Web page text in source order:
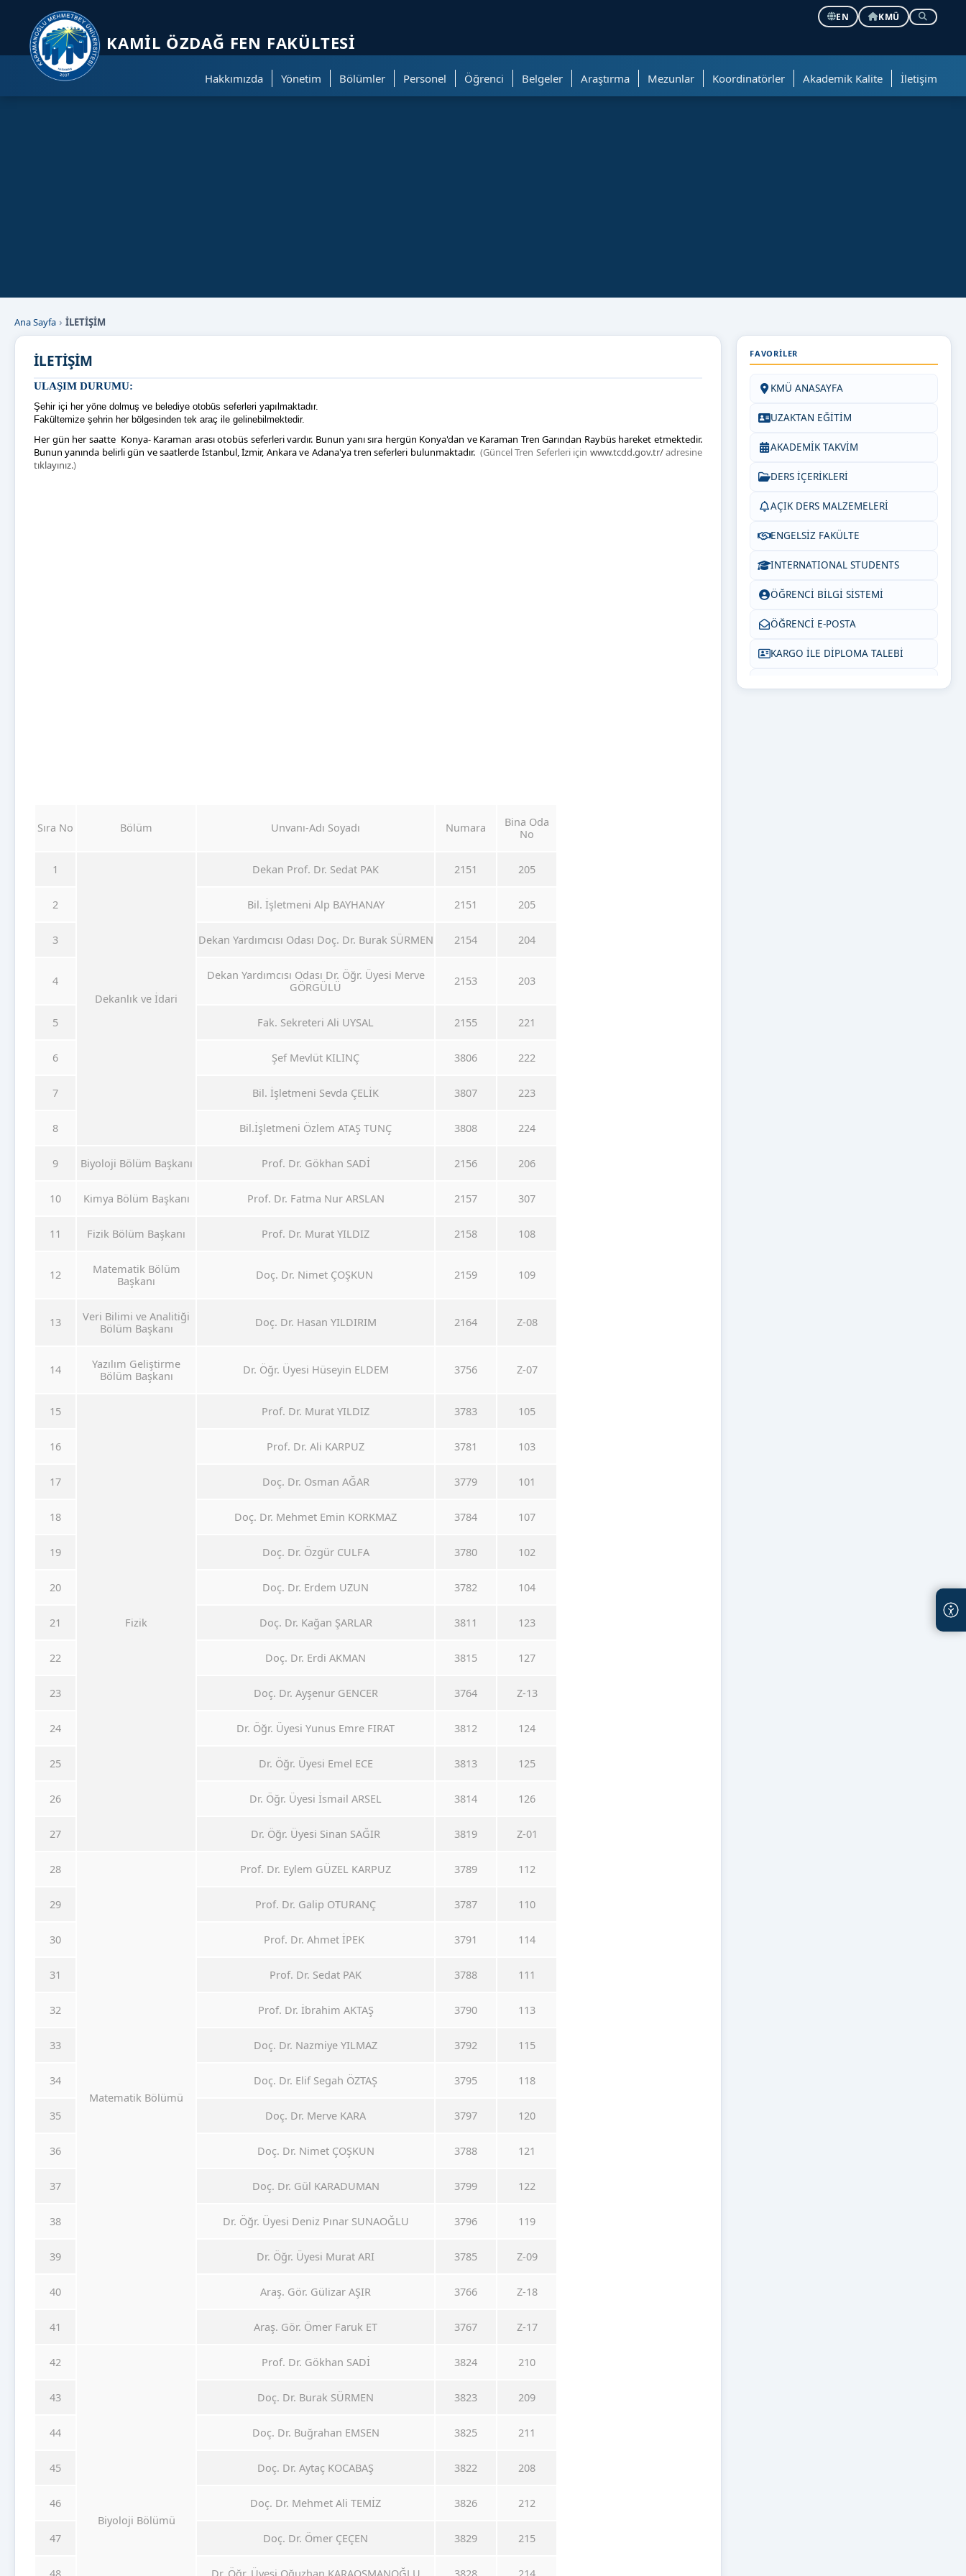
EN
KMÜ
KAMIL ÖZDAĞ FEN FAKÜLTESI
Hakkımızda Yönetim Bölümler Personel Öğrenci Belgeler Araştırma Mezunlar Koordinatörler Akademik Kalite İletişim
Ana Sayfa İLETİŞİM
İLETİŞİM
ULAŞIM DURUMU:
Şehir içi her yöne dolmuş ve belediye otobüs seferleri yapılmaktadır.
Fakültemize şehrin her bölgesinden tek araç ile gelinebilmektedir.
Her gün her saatte Konya- Karaman arası otobüs seferleri vardır. Bunun yanı sıra hergün Konya'dan ve Karaman Tren Garından Raybüs hareket etmektedir.
Bunun yanında belirli gün ve saatlerde İstanbul, İzmir, Ankara ve Adana'ya tren seferleri bulunmaktadır.(Güncel Tren Seferleri için www.tcdd.gov.tr/adresine
tıklayınız.)
Sıra No Bölüm Unvanı-Adı Soyadı Numara
Bina Oda
No
1
Dekanlık ve İdari
Dekan Prof. Dr. Sedat PAK 2151 205
2 Bil. İşletmeni Alp BAYHANAY 2151 205
3 Dekan Yardımcısı Odası Doç. Dr. Burak SÜRMEN 2154 204
4
Dekan Yardımcısı Odası Dr. Öğr. Üyesi Merve
GÖRGÜLÜ
2153 203
5 Fak. Sekreteri Ali UYSAL 2155 221
6 Şef Mevlüt KILINÇ 3806 222
7 Bil. İşletmeni Sevda ÇELİK 3807 223
8 Bil.İşletmeni Özlem ATAŞ TUNÇ 3808 224
9 Biyoloji Bölüm Başkanı Prof. Dr. Gökhan SADİ 2156 206
10 Kimya Bölüm Başkanı Prof. Dr. Fatma Nur ARSLAN 2157 307
11 Fizik Bölüm Başkanı Prof. Dr. Murat YILDIZ 2158 108
12
Matematik Bölüm
Başkanı
Doç. Dr. Nimet ÇOŞKUN 2159 109
13
Veri Bilimi ve Analitiği
Bölüm Başkanı
Doç. Dr. Hasan YILDIRIM 2164 Z-08
14
Yazılım Geliştirme
Bölüm Başkanı
Dr. Öğr. Üyesi Hüseyin ELDEM 3756 Z-07
15
Fizik
Prof. Dr. Murat YILDIZ 3783 105
16 Prof. Dr. Ali KARPUZ 3781 103
17 Doç. Dr. Osman AĞAR 3779 101
18 Doç. Dr. Mehmet Emin KORKMAZ 3784 107
19 Doç. Dr. Özgür CULFA 3780 102
20 Doç. Dr. Erdem UZUN 3782 104
21 Doç. Dr. Kağan ŞARLAR 3811 123
22 Doç. Dr. Erdi AKMAN 3815 127
23 Doç. Dr. Ayşenur GENCER 3764 Z-13
24 Dr. Öğr. Üyesi Yunus Emre FIRAT 3812 124
25 Dr. Öğr. Üyesi Emel ECE 3813 125
26 Dr. Öğr. Üyesi İsmail ARSEL 3814 126
27 Dr. Öğr. Üyesi Sinan SAĞIR 3819 Z-01
28
Matematik Bölümü
Prof. Dr. Eylem GÜZEL KARPUZ 3789 112
29 Prof. Dr. Galip OTURANÇ 3787 110
30 Prof. Dr. Ahmet İPEK 3791 114
31 Prof. Dr. Sedat PAK 3788 111
32 Prof. Dr. İbrahim AKTAŞ 3790 113
33 Doç. Dr. Nazmiye YILMAZ 3792 115
34 Doç. Dr. Elif Segah ÖZTAŞ 3795 118
35 Doç. Dr. Merve KARA 3797 120
36 Doç. Dr. Nimet ÇOŞKUN 3788 121
37 Doç. Dr. Gül KARADUMAN 3799 122
38 Dr. Öğr. Üyesi Deniz Pınar SUNAOĞLU 3796 119
39 Dr. Öğr. Üyesi Murat ARI 3785 Z-09
40 Araş. Gör. Gülizar AŞIR 3766 Z-18
41 Araş. Gör. Ömer Faruk ET 3767 Z-17
42
Biyoloji Bölümü
Prof. Dr. Gökhan SADİ 3824 210
43 Doç. Dr. Burak SÜRMEN 3823 209
44 Doç. Dr. Buğrahan EMSEN 3825 211
45 Doç. Dr. Aytaç KOCABAŞ 3822 208
46 Doç. Dr. Mehmet Ali TEMİZ 3826 212
47 Doç. Dr. Ömer ÇEÇEN 3829 215
48 Dr. Öğr. Üyesi Oğuzhan KARAOSMANOĞLU 3828 214
FAVORILER
KMÜ ANASAYFA
UZAKTAN EĞİTİM
AKADEMİK TAKVİM
DERS İÇERİKLERİ
AÇIK DERS MALZEMELERİ
ENGELSİZ FAKÜLTE
INTERNATIONAL STUDENTS
ÖĞRENCİ BİLGİ SİSTEMİ
ÖĞRENCİ E-POSTA
KARGO İLE DİPLOMA TALEBİ